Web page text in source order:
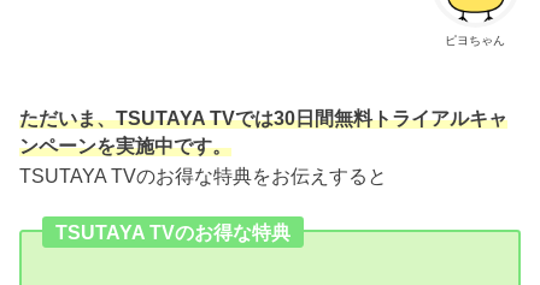
ピヨちゃん
ただいま、TSUTAYA TVでは30日間無料トライアルキャ
ンペーンを実施中です。
TSUTAYA TVのお得な特典をお伝えすると
TSUTAYA TVのお得な特典